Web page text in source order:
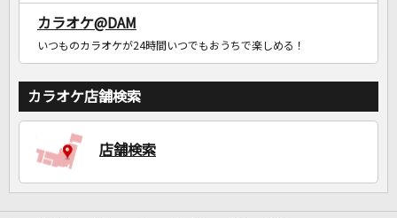
カラオケ@DAM
いつものカラオケが24時間いつでもおうちで楽しめる！
カラオケ店舗検索
店舗検索